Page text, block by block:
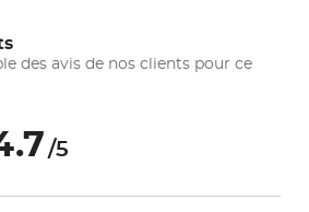
des avis de nos clients pour ce
/5